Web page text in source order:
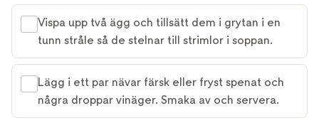
Vispa upp två ägg och tillsätt dem i grytan i en
tunn stråle så de stelnar till strimlor i soppan.
Lägg i ett par nävar färsk eller fryst spenat och
några droppar vinäger. Smaka av och servera.